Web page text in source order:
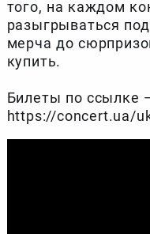
того, на каждом
разыгрываться
мерча до
купить.
Билеты по ссылке
https://concert.ua/